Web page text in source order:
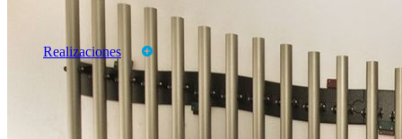
PARQUES INFANTILES
Productos
Realizaciones
CATALOGOS